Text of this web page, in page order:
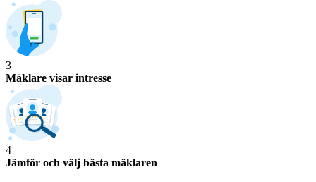
3
Mäklare visar intresse
4
Jämför och välj bästa mäklaren